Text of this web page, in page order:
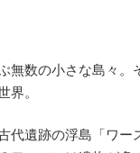
無数の小さな島々。
界。
代遺跡の浮島「ワー